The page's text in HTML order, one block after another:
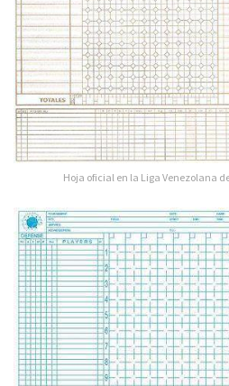
Hoja oficial en la Liga Venezolana